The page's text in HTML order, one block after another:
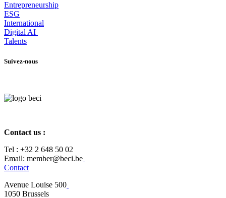
Entrepreneurship
ESG
International
Digital AI
Talents
Suivez-nous
Contact us :
Tel : +32 2 648 50 02​
​​Email: member@beci.be
Contact
Avenue Louise 500
​1050 Brussels